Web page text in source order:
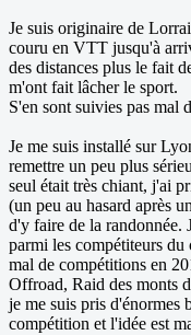
Je suis originaire de
couru en VTT jusqu'à
des distances plus le fait
m'ont fait lâcher le sport.
S'en sont suivies pas mal
Je me suis installé sur
remettre un peu plus
seul était très chiant, j'ai
(un peu au hasard après
d'y faire de la randonnée.
parmi les compétiteurs du
mal de compétitions en
Offroad, Raid des monts
je me suis pris d'énormes
compétition et l'idée est